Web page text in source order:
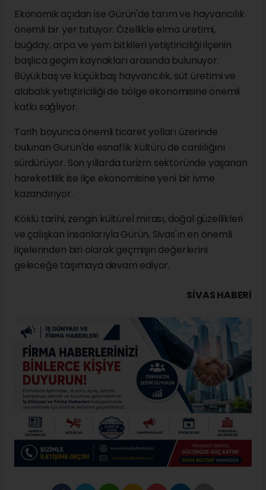
Ekonomik açıdan ise Gürün'de tarım ve hayvancılık
önemli bir yer tutuyor. Özellikle elma üretimi,
buğday, arpa ve yem bitkileri yetiştiriciliği ilçenin
başlıca geçim kaynakları arasında bulunuyor.
Büyükbaş ve küçükbaş hayvancılık, süt üretimi ve
alabalık yetiştiriciliği de bölge ekonomisine önemli
katkı sağlıyor.
Tarih boyunca önemli ticaret yolları üzerinde
bulunan Gürün'de esnaflık kültürü de canlılığını
sürdürüyor. Son yıllarda turizm sektöründe yaşanan
hareketlilik ise ilçe ekonomisine yeni bir ivme
kazandırıyor.
Köklü tarihi, zengin kültürel mirası, doğal güzellikleri
ve çalışkan insanlarıyla Gürün, Sivas'ın en önemli
ilçelerinden biri olarak geçmişin değerlerini
geleceğe taşımaya devam ediyor.
SIVAS HABERİ